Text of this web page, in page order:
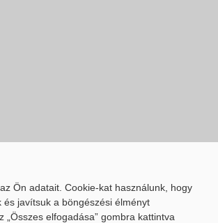
Ön adatait. Cookie-kat használunk, hogy
és javítsuk a böngészési élményt
„Összes elfogadása” gombra kattintva